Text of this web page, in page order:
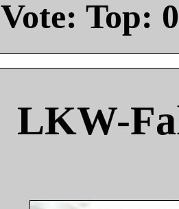
Vote: Top: 0
LKW-